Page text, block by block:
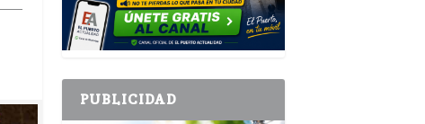
PUBLICIDAD